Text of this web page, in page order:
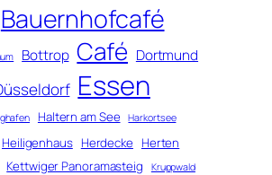
Bauernhofcafé
Bottrop Café Dortmund
Essen
Haltern am See Harkortsee
Heiligenhaus Herdecke Herten
Kettwiger Panoramasteig
Kruppwald